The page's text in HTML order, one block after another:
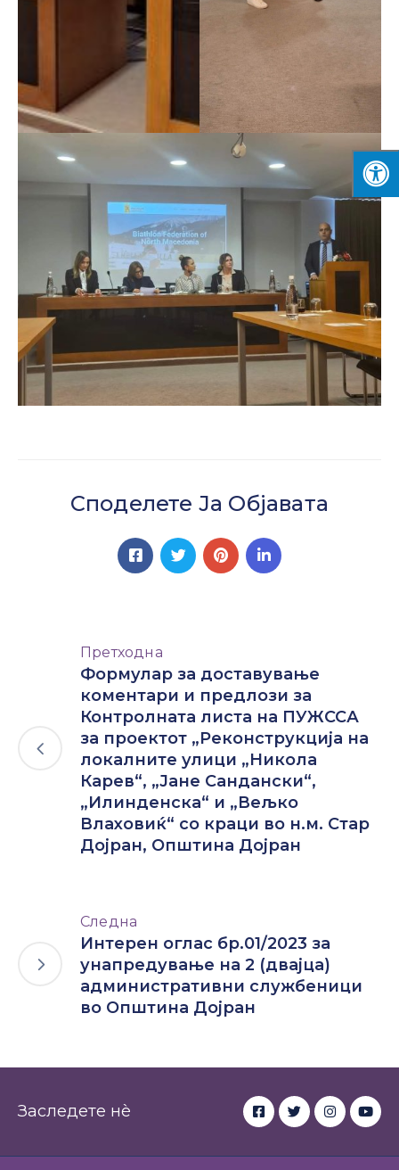
Споделете Ја Објавата
Претходна
Формулар за доставување
коментари и предлози за
Контролната листа на ПУЖССА
за проектот „Реконструкција на
локалните улици „Никола
Карев“, „Јане Сандански“,
„Илинденска“ и „Вељко
Влаховиќ“ со краци во н.м. Стар
Дојран, Општина Дојран
Следна
Интерен оглас бр.01/2023 за
унапредување на 2 (двајца)
административни службеници
во Општина Дојран
Заследете нè